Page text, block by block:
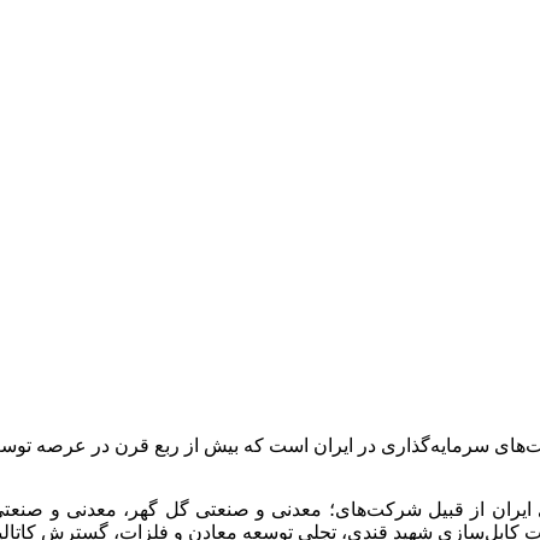
سرمایه‌گذاری در ایران است که بیش از ربع قرن در
از قبیل شرکت‌های؛ معدنی و صنعتی گل گهر، معدنی و
کابل‌سازی شهید قندی، تجلی توسعه معادن و فلزات، گسترش